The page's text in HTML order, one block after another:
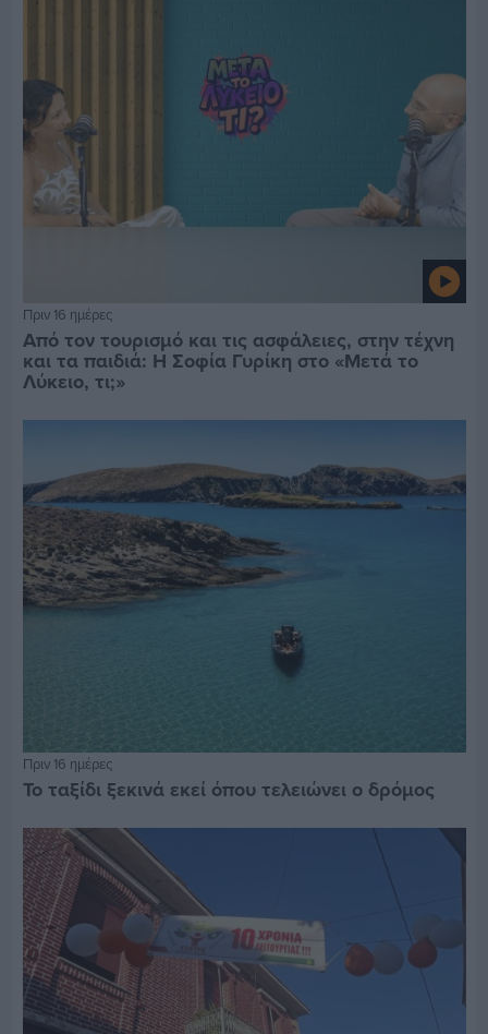
Πριν 16 ημέρες
Από τον τουρισμό και τις ασφάλειες, στην τέχνη
και τα παιδιά: Η Σοφία Γυρίκη στο «Μετά το
Λύκειο, τι;»
Πριν 16 ημέρες
Το ταξίδι ξεκινά εκεί όπου τελειώνει ο δρόμος